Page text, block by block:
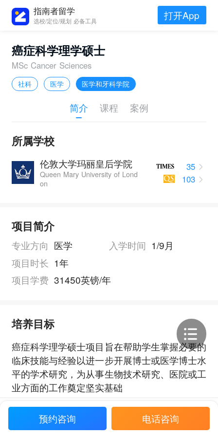
指南者留学
选校/定位/规划 必备工具 打开App
癌症科学理学硕士
MSc Cancer Sciences
社科 医学 医学和牙科学院
简介 课程 案例
所属学校
伦敦大学玛丽皇后学院
Queen Mary University of Lond
on
35
103
项目简介
专业方向 医学 入学时间 1/9月
项目时长 1年
项目学费 31450英镑/年
培养目标
癌症科学理学硕士项目旨在帮助学生掌握必要的
临床技能与经验以进一步开展博士或医学博士水
平的学术研究，为从事生物技术研究、医院或工
业方面的工作奠定坚实基础
展开全部
预约咨询 电话咨询